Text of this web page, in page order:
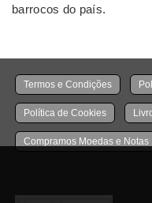
barrocos do país.
Termos e Condições
Política de Cookies
Compramos Moedas e Notas